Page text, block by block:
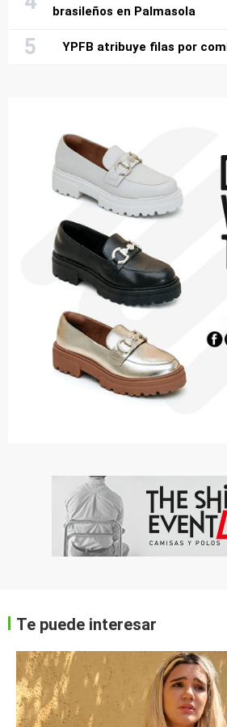
brasileños en Palmasola
YPFB atribuye filas por
Te puede interesar